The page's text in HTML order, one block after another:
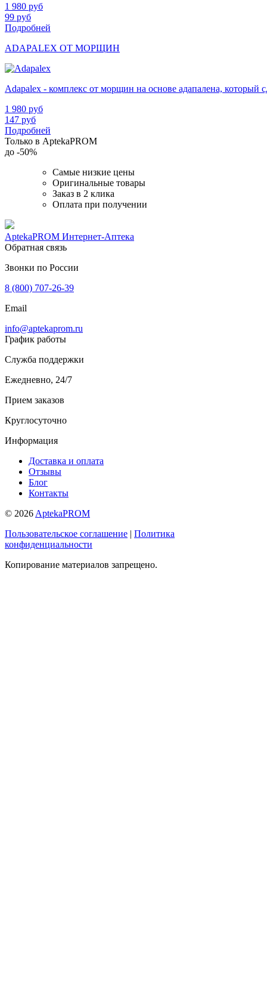
1 980 руб
99 руб
Подробней
ADAPALEX ОТ МОРЩИН
Adapalex - комплекс от морщин на основе адапалена,
1 980 руб
147 руб
Подробней
Только в AptekaPROM
до -50%
Самые низкие цены
Оригинальные товары
Заказ в 2 клика
Оплата при получении
AptekaPROM Интернет-Аптека
Обратная связь
Звонки по России
8 (800) 707-26-39
Email
info@aptekaprom.ru
График работы
Служба поддержки
Ежедневно, 24/7
Прием заказов
Круглосуточно
Информация
Доставка и оплата
Отзывы
Блог
Контакты
© 2026 AptekaPROM
Пользовательское соглашение | Политика
конфиденциальности
Копирование материалов запрещено.